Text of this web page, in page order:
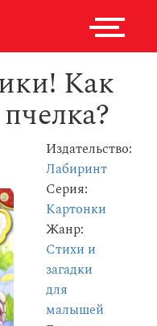
Как
Издательство:
Лабиринт
Серия:
Картонки
Жанр:
Стихи и
загадки
для
малышей